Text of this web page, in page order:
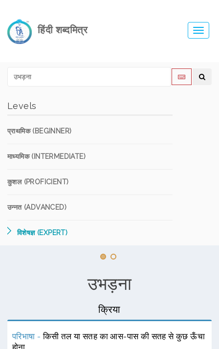
हिंदी शब्दमित्र
Levels
प्राथमिक (BEGINNER)
माध्यमिक (INTERMEDIATE)
कुशल (PROFICIENT)
उन्नत (ADVANCED)
विशेषज्ञ (EXPERT)
उभड़ना
क्रिया
परिभाषा -किसी तल या सतह का आस-पास की सतह से कुछ ऊँचा
होना